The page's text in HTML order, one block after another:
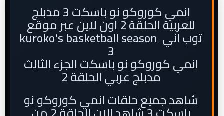
انمي كوروكو نو باسكت 3 مدبلج
للعربية الحلقة 2 اون لاين عبر موقع
توب اني kuroko's basketball season
3
انمي كوروكو نو باسكت الجزء الثالث
مدبلج عربي الحلقة 2
شاهد جميع حلقات انمي كوروكو نو